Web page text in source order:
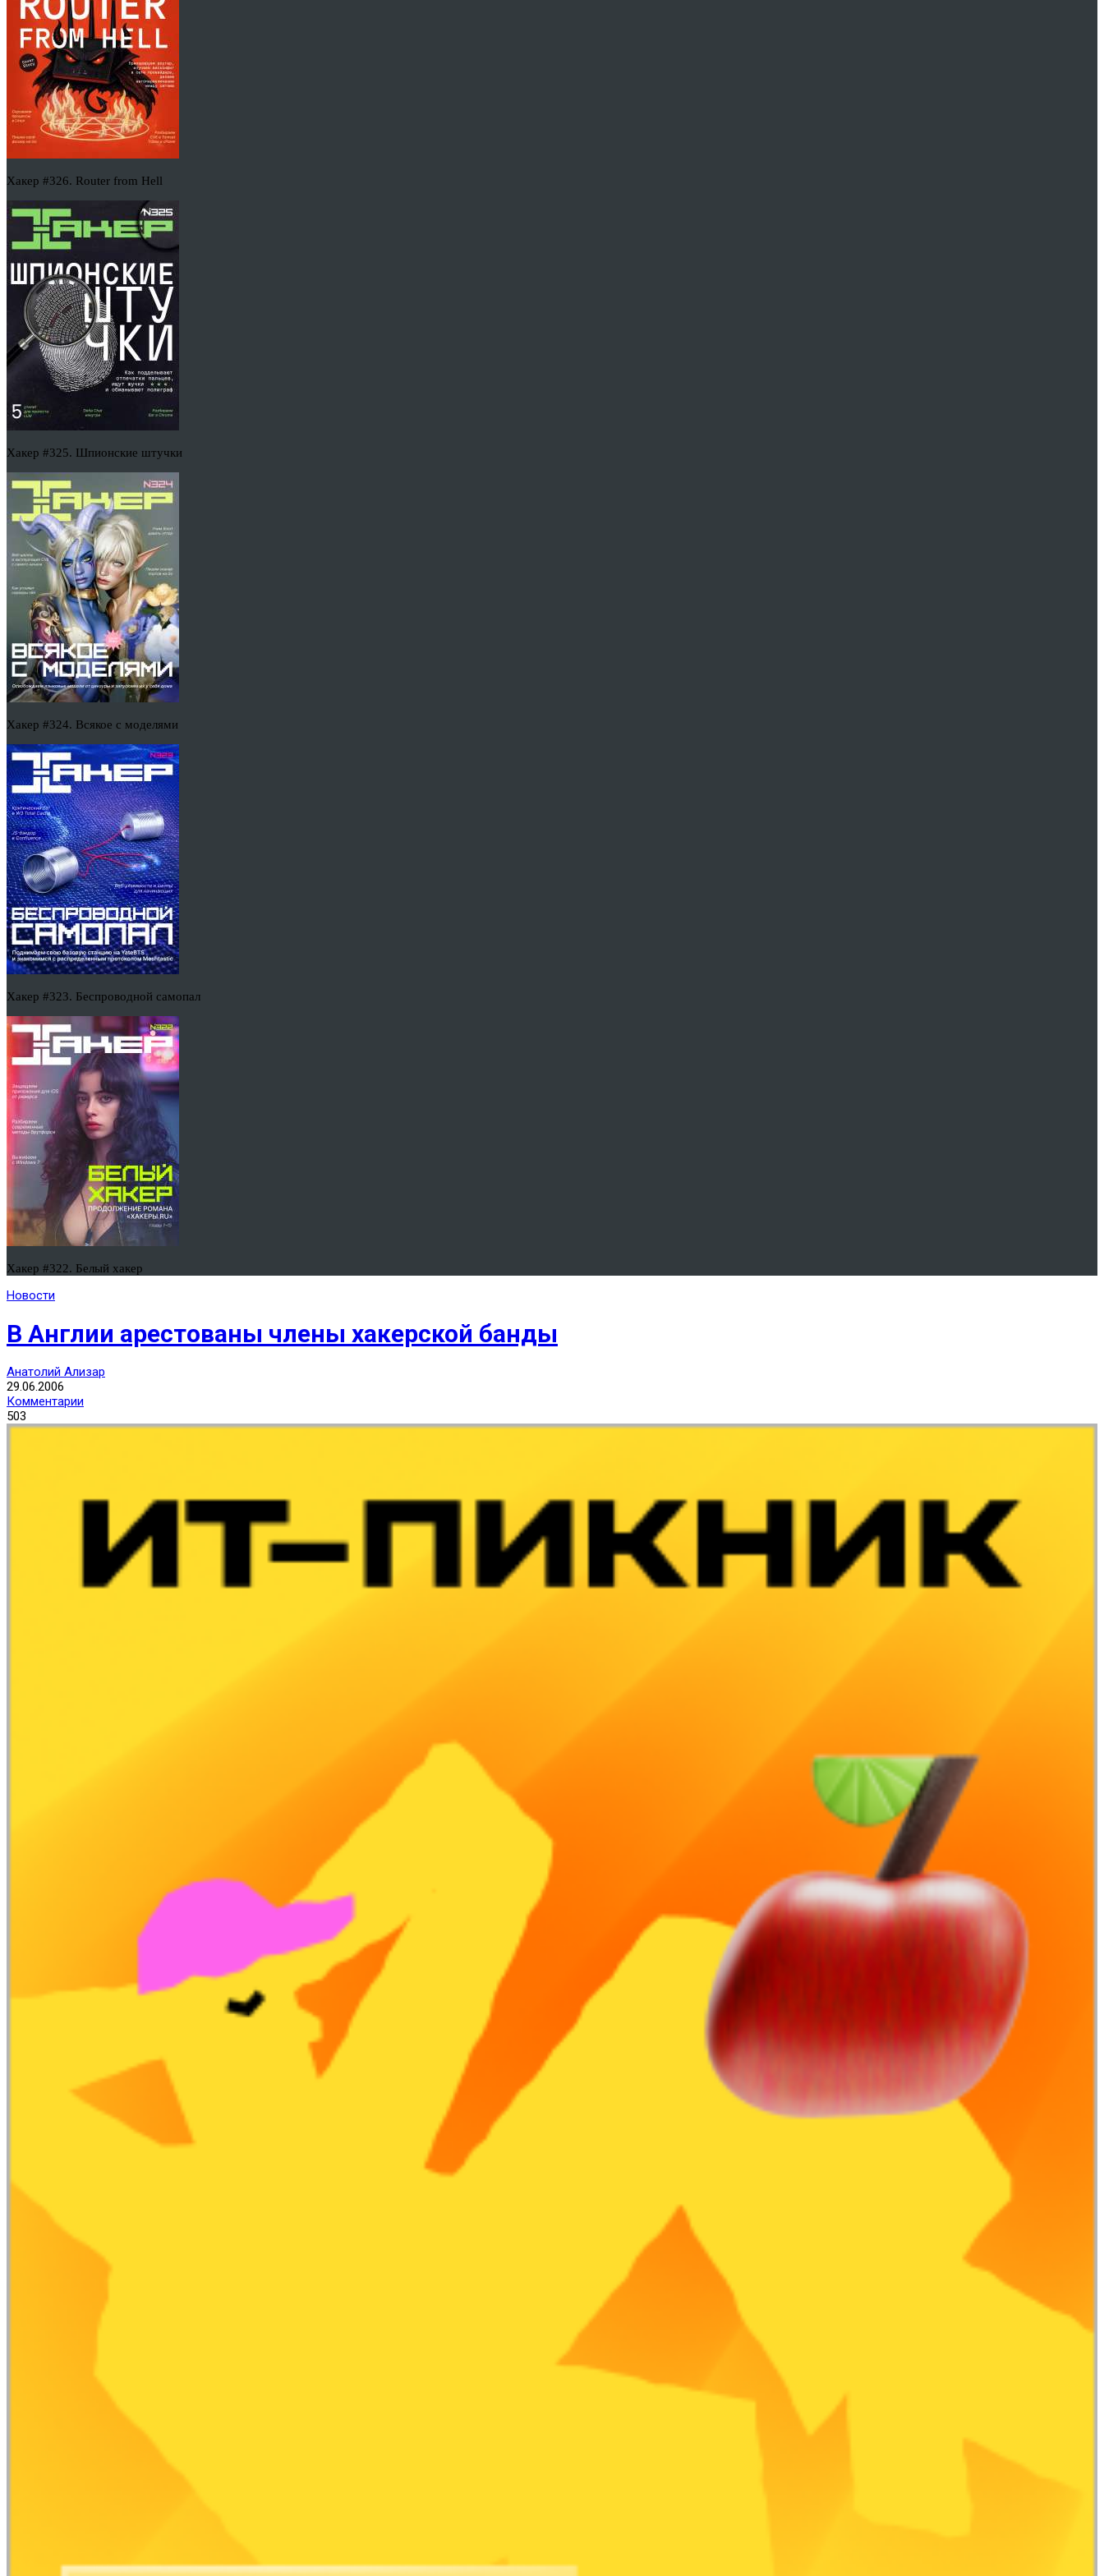
Хакер #326. Router from Hell
Хакер #325. Шпионские штучки
Хакер #324. Всякое с моделями
Хакер #323. Беспроводной самопал
Хакер #322. Белый хакер
Новости
В Англии арестованы члены хакерской банды
Анатолий Ализар
29.06.2006
Комментарии
503